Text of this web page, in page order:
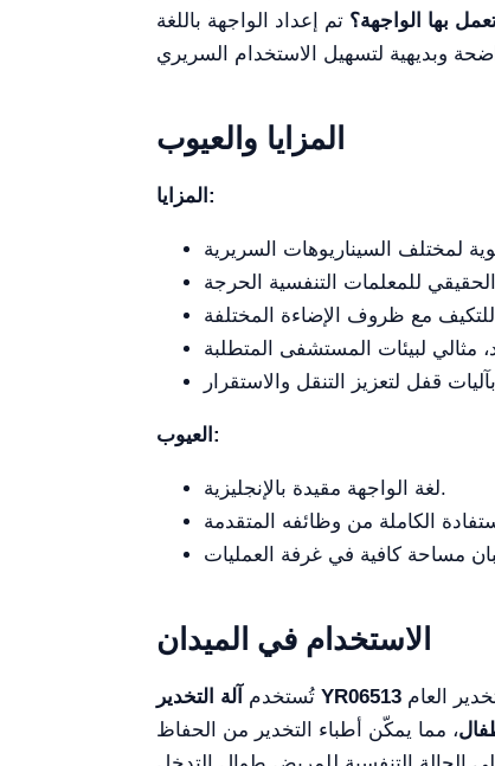
بها الواجهة؟ تم إعداد الواجهة باللغة
المزايا والعيوب
المزايا:
العيوب:
لغة الواجهة مقيدة بالإنجليزية.
الاستخدام في الميدان
تُستخدم آلة التخدير YR06513 العام
، مما يمكّن أطباء التخدير من الحفاظ